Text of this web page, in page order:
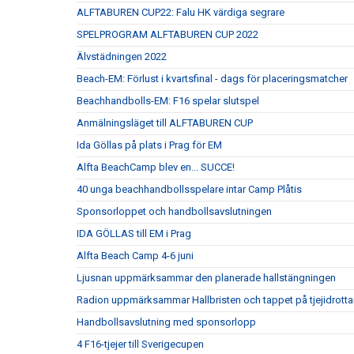
ALFTABUREN CUP22: Falu HK värdiga segrare
SPELPROGRAM ALFTABUREN CUP 2022
Älvstädningen 2022
Beach-EM: Förlust i kvartsfinal - dags för placeringsmatcher
Beachhandbolls-EM: F16 spelar slutspel
Anmälningsläget till ALFTABUREN CUP
Ida Göllas på plats i Prag för EM
Alfta BeachCamp blev en... SUCCE!
40 unga beachhandbollsspelare intar Camp Plåtis
Sponsorloppet och handbollsavslutningen
IDA GÖLLAS till EM i Prag
Alfta Beach Camp 4-6 juni
Ljusnan uppmärksammar den planerade hallstängningen
Radion uppmärksammar Hallbristen och tappet på
Handbollsavslutning med sponsorlopp
4 F16-tjejer till Sverigecupen